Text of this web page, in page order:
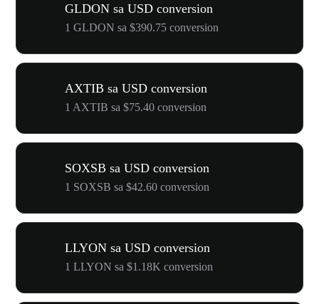
GLDON sa USD conversion
1 GLDON sa $390.75 conversion
AXTIB sa USD conversion
1 AXTIB sa $75.40 conversion
SOXSB sa USD conversion
1 SOXSB sa $42.60 conversion
LLYON sa USD conversion
1 LLYON sa $1.18K conversion